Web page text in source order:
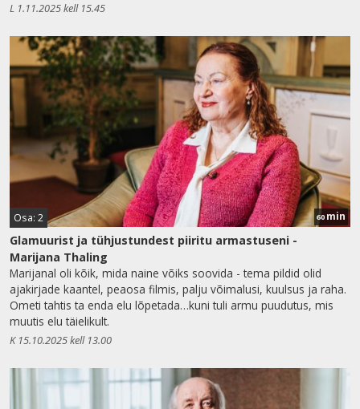
L 1.11.2025 kell 15.45
Osa: 2 60 min
Glamuurist ja tühjustundest piiritu armastuseni -
Marijana Thaling
Marijanal oli kõik, mida naine võiks soovida - tema pildid olid
ajakirjade kaantel, peaosa filmis, palju võimalusi, kuulsus ja raha.
Ometi tahtis ta enda elu lõpetada…kuni tuli armu puudutus, mis
muutis elu täielikult.
K 15.10.2025 kell 13.00